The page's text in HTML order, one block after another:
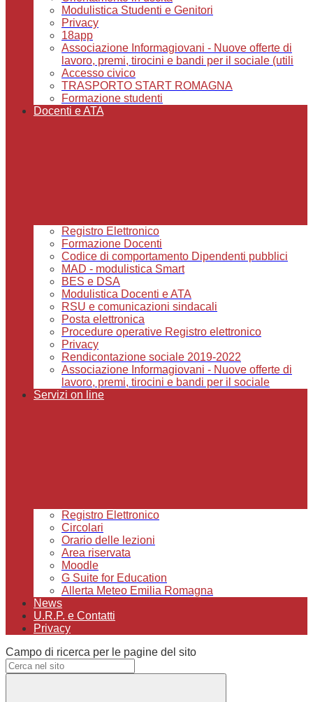
Modulistica Studenti e Genitori
Privacy
18app
Associazione Informagiovani - Nuove offerte di
lavoro, premi, tirocini e bandi per il sociale (utili
Accesso civico
TRASPORTO START ROMAGNA
Formazione studenti
Docenti e ATA
Registro Elettronico
Formazione Docenti
Codice di comportamento Dipendenti pubblici
MAD - modulistica Smart
BES e DSA
Modulistica Docenti e ATA
RSU e comunicazioni sindacali
Posta elettronica
Procedure operative Registro elettronico
Privacy
Rendicontazione sociale 2019-2022
Associazione Informagiovani - Nuove offerte di
lavoro, premi, tirocini e bandi per il sociale
Servizi on line
Registro Elettronico
Circolari
Orario delle lezioni
Area riservata
Moodle
G Suite for Education
Allerta Meteo Emilia Romagna
News
U.R.P. e Contatti
Privacy
Campo di ricerca per le pagine del sito